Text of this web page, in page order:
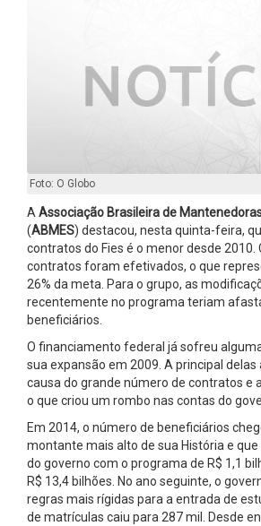
Foto: O Globo
A Associação Brasileira de
(ABMES) destacou, nesta quinta-feira,
contratos do Fies é o menor desde 2010.
contratos foram efetivados, o que
26% da meta. Para o grupo, as
recentemente no programa teriam
beneficiários.
O financiamento federal já sofreu
sua expansão em 2009. A principal
causa do grande número de contratos e
o que criou um rombo nas contas do
Em 2014, o número de beneficiários
montante mais alto de sua História e
do governo com o programa de R$ 1,1
R$ 13,4 bilhões. No ano seguinte, o
regras mais rígidas para a entrada de
de matrículas caiu para 287 mil. Desde